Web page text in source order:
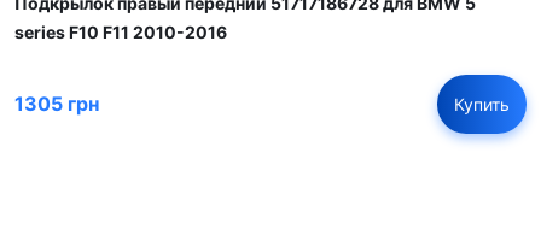
series F10 F11 2010-2016
1305 грн Купить